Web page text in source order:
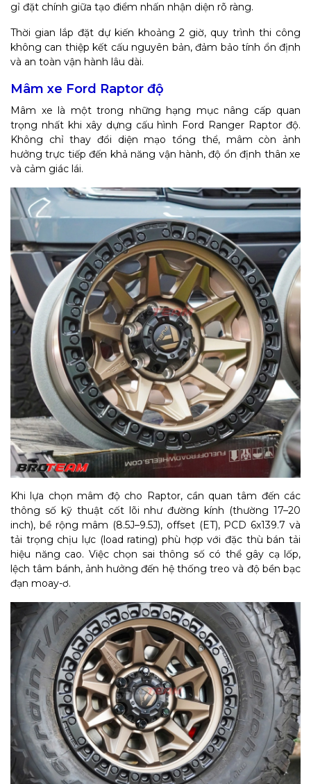
gỉ đặt chính giữa tạo điểm nhấn nhận diện rõ ràng.
Thời gian lắp đặt dự kiến khoảng 2 giờ, quy trình thi công
không can thiệp kết cấu nguyên bản, đảm bảo tính ổn định
và an toàn vận hành lâu dài.
Mâm xe Ford Raptor độ
Mâm xe là một trong những hạng mục nâng cấp quan
trọng nhất khi xây dựng cấu hình Ford Ranger Raptor độ.
Không chỉ thay đổi diện mạo tổng thể, mâm còn ảnh
hưởng trực tiếp đến khả năng vận hành, độ ổn định thân xe
và cảm giác lái.
Khi lựa chọn mâm độ cho Raptor, cần quan tâm đến các
thông số kỹ thuật cốt lõi như đường kính (thường 17–20
inch), bề rộng mâm (8.5J–9.5J), offset (ET), PCD 6x139.7 và
tải trọng chịu lực (load rating) phù hợp với đặc thù bán tải
hiệu năng cao. Việc chọn sai thông số có thể gây cạ lốp,
lệch tâm bánh, ảnh hưởng đến hệ thống treo và độ bền bạc
đạn moay-ơ.